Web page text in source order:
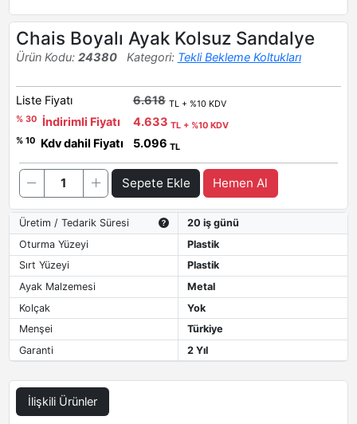
Chais Boyalı Ayak Kolsuz Sandalye
Ürün Kodu: 24380 Kategori: Tekli Bekleme Koltukları
Liste Fiyatı 6.618 TL + %10 KDV
% 30
İndirimli Fiyatı 4.633 TL + %10 KDV
% 10
Kdv dahil Fiyatı 5.096 TL
Sepete Ekle Hemen Al
Üretim / Tedarik Süresi
20 iş günü
Oturma Yüzeyi
Plastik
Sırt Yüzeyi
Plastik
Ayak Malzemesi
Metal
Kolçak
Yok
Menşei
Türkiye
Garanti
2 Yıl
İlişkili Ürünler